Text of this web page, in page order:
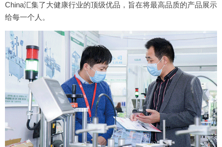
China汇集了大健康行业的顶级优品，旨在将最高品质的产品展示
给每一个人。